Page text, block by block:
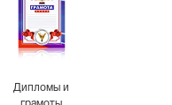
Дипломы и